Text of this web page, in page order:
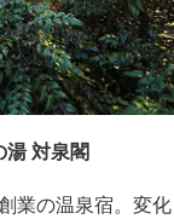
湯 対泉閣
業の温泉宿。変化